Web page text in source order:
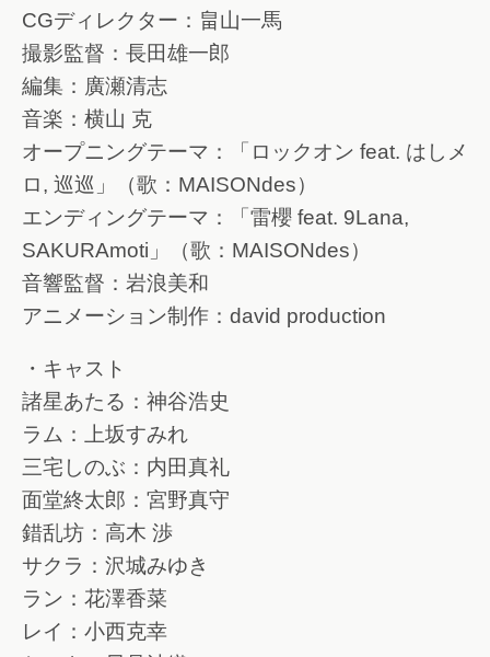
CGディレクター：畠山一馬
撮影監督：長田雄一郎
編集：廣瀬清志
音楽：横山 克
オープニングテーマ：「ロックオン feat. はしメ
ロ, 巡巡」（歌：MAISONdes）
エンディングテーマ：「雷櫻 feat. 9Lana,
SAKURAmoti」（歌：MAISONdes）
音響監督：岩浪美和
アニメーション制作：david production
・キャスト
諸星あたる：神谷浩史
ラム：上坂すみれ
三宅しのぶ：内田真礼
面堂終太郎：宮野真守
錯乱坊：高木 渉
サクラ：沢城みゆき
ラン：花澤香菜
レイ：小西克幸